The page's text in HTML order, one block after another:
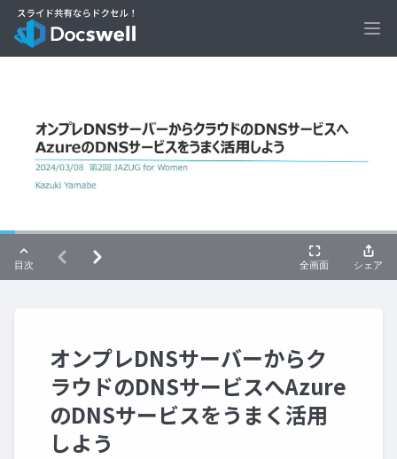
オンプレDNSサーバーからク
ラウドのDNSサービスへAzure
のDNSサービスをうまく活用
しよう